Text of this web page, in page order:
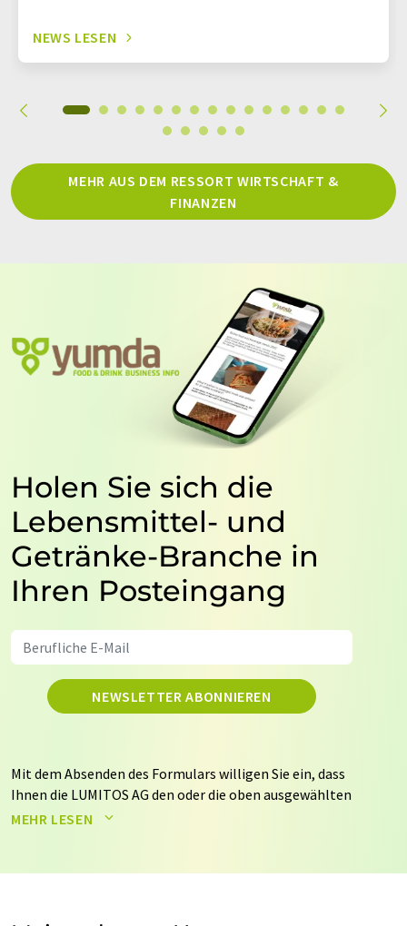
NEWS LESEN
MEHR AUS DEM RESSORT WIRTSCHAFT &
FINANZEN
Holen Sie sich die
Lebensmittel- und
Getränke-Branche in
Ihren Posteingang
NEWSLETTER ABONNIEREN
Mit dem Absenden des Formulars willigen Sie ein, dass
Ihnen die LUMITOS AG den oder die oben ausgewählten
Newsletter per E-Mail zusendet. Ihre Daten werden
auf Basis unsererDatenschutzerklärung. LUMITOS darf
Meinungsforschung per E-Mail kontaktieren. Ihre
MEHR LESEN